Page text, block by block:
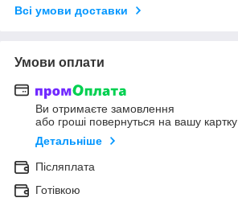
Всі умови доставки
Умови оплати
Ви отримаєте замовлення
або гроші повернуться на вашу картку
Детальніше
Післяплата
Готівкою